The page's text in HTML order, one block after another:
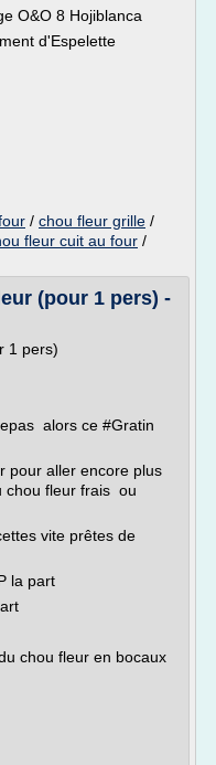
O&O 8 Hojiblanca
d'Espelette
/ chou fleur grille /
fleur cuit au four /
(pour 1 pers) -
1 pers)
alors ce #Gratin
pour aller encore plus
chou fleur frais ou
vite prêtes de
la part
chou fleur en bocaux